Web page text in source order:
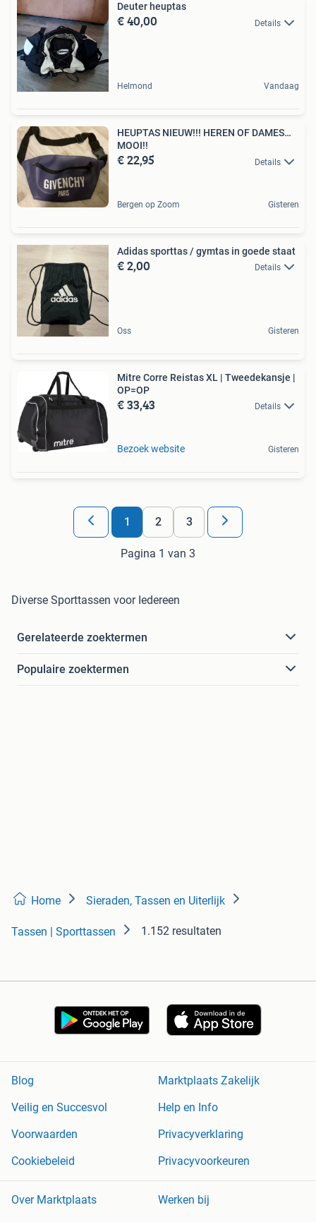
Deuter heuptas
€ 40,00 Details
Helmond Vandaag
HEUPTAS NIEUW!!! HEREN OF DAMES…
MOOI!!
€ 22,95 Details
Bergen op Zoom Gisteren
Adidas sporttas / gymtas in goede staat
€ 2,00 Details
Oss Gisteren
Mitre Corre Reistas XL | Tweedekansje |
OP=OP
€ 33,43 Details
Bezoek website Gisteren
1 2 3
Pagina 1 van 3
Diverse Sporttassen voor Iedereen
Gerelateerde zoektermen
Populaire zoektermen
Home Sieraden, Tassen en Uiterlijk
Tassen | Sporttassen 1.152 resultaten
Blog
Marktplaats Zakelijk
Veilig en Succesvol
Help en Info
Voorwaarden
Privacyverklaring
Cookiebeleid
Privacyvoorkeuren
Over Marktplaats
Werken bij